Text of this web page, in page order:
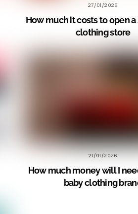
27/01/2026
How much it costs to open
clothing store
21/01/2026
How much money will I
baby clothing